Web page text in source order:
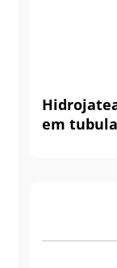
em